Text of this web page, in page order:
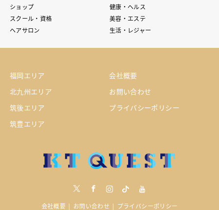
ショップ
健康・ヘルス
スクール・資格
美容・エステ
ヘアサロン
生活・レジャー
福岡エリア
北九州エリア
筑後エリア
筑豊エリア
会社概要
お問い合わせ
プライバシーポリシー
Instagramtiktock youtube
会社概要 お問い合わせ プライバシーポリシー